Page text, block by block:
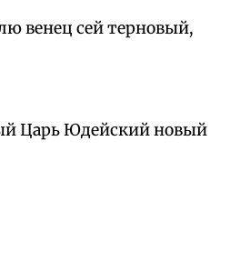
венец сей терновый,
Царь Юдейский новый